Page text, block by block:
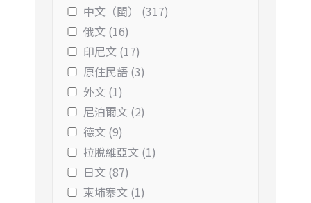
中文（閩） (317)
俄文 (16)
印尼文 (17)
原住民語 (3)
外文 (1)
尼泊爾文 (2)
德文 (9)
拉脫維亞文 (1)
日文 (87)
柬埔寨文 (1)